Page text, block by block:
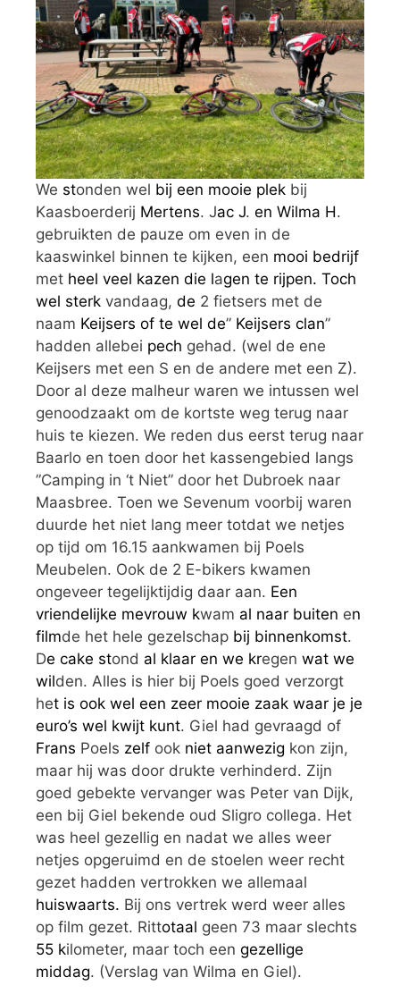
We stonden wel bij een mooie plek bij
Kaasboerderij Mertens. Jac J. en Wilma H.
gebruikten de pauze om even in de
kaaswinkel binnen te kijken, een mooi bedrijf
met heel veel kazen die lagen te rijpen. Toch
wel sterk vandaag, de 2 fietsers met de
naam Keijsers of te wel de” Keijsers clan”
hadden allebei pech gehad. (wel de ene
Keijsers met een S en de andere met een Z).
Door al deze malheur waren we intussen wel
genoodzaakt om de kortste weg terug naar
huis te kiezen. We reden dus eerst terug naar
Baarlo en toen door het kassengebied langs
”Camping in ‘t Niet” door het Dubroek naar
Maasbree. Toen we Sevenum voorbij waren
duurde het niet lang meer totdat we netjes
op tijd om 16.15 aankwamen bij Poels
Meubelen. Ook de 2 E-bikers kwamen
ongeveer tegelijktijdig daar aan. Een
vriendelijke mevrouw kwam al naar buiten en
filmde het hele gezelschap bij binnenkomst.
De cake stond al klaar en we kregen wat we
wilden. Alles is hier bij Poels goed verzorgt
het is ook wel een zeer mooie zaak waar je je
euro’s wel kwijt kunt. Giel had gevraagd of
Frans Poels zelf ook niet aanwezig kon zijn,
maar hij was door drukte verhinderd. Zijn
goed gebekte vervanger was Peter van Dijk,
een bij Giel bekende oud Sligro collega. Het
was heel gezellig en nadat we alles weer
netjes opgeruimd en de stoelen weer recht
gezet hadden vertrokken we allemaal
huiswaarts. Bij ons vertrek werd weer alles
op film gezet. Rittotaal geen 73 maar slechts
55 kilometer, maar toch een gezellige
middag. (Verslag van Wilma en Giel).